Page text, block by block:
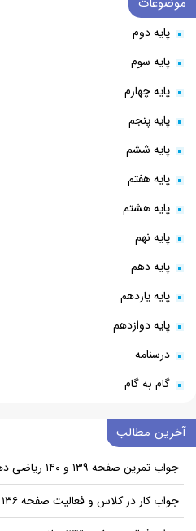
پایه دوم
پایه سوم
پایه چهارم
پایه پنجم
پایه ششم
پایه هفتم
پایه هشتم
پایه نهم
پایه دهم
پایه یازدهم
پایه دوازدهم
درسنامه
گام به گام
آخرین مطالب
جواب تمرین صفحه ۱۳۹ و ۱۴۰ ریاضی دهم
جواب کار در کلاس و فعالیت صفحه ۱۳۶ و ۱۳۷ و ۱۳۸ ریاضی دهم